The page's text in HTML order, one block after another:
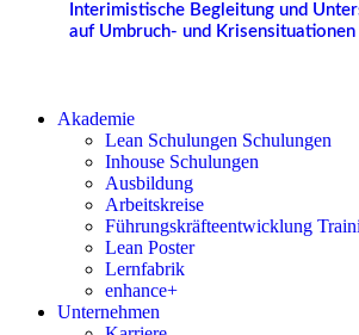
Interimistische Begleitung und
auf Umbruch- und Krisensituationen
Akademie
Lean Schulungen Schulungen
Inhouse Schulungen
Ausbildung
Arbeitskreise
Führungskräfteentwicklung
Lean Poster
Lernfabrik
enhance+
Unternehmen